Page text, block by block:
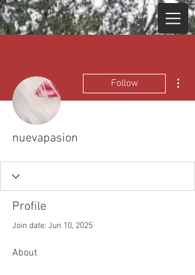
Follow
nuevapasion
Profile
Join date: Jun 10, 2025
About